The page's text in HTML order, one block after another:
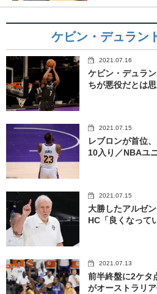
ケビン・デュラン
2021.07.16
ケビン・デュラ
ちが悪役だとは思
2021.07.15
レブロンが首位
10入り／NBAユ
2021.07.15
大勝したアルゼ
HC「良くなって
2021.07.13
前半終盤に2ケタ
がオーストラリ